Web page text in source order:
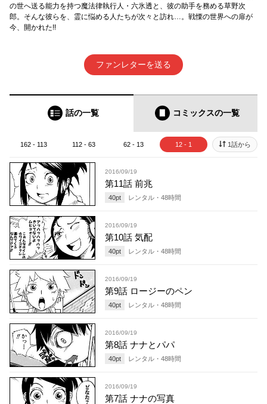
の世へ送る能力を持つ魔法律執行人・六氷透と、彼の助手を務める草野次
郎。そんな彼らを、霊に悩める人たちが次々と訪れ…。戦慄の世界への扉が
今、開かれた!!
ファンレターを送る
話の一覧 コミックスの一覧
162 - 113 112 - 63 62 - 13 12 - 1 1話から
2016/09/19
第11話 前兆
40pt レンタル・ 48時間
2016/09/19
第10話 気配
40pt レンタル・ 48時間
2016/09/19
第9話 ロージーのペン
40pt レンタル・ 48時間
2016/09/19
第8話 ナナとパパ
40pt レンタル・ 48時間
2016/09/19
第7話 ナナの写真